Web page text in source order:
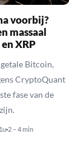
voorbij?
massaal
XRP
Bitcoin,
CryptoQuant
fase van de
2 – 4 min